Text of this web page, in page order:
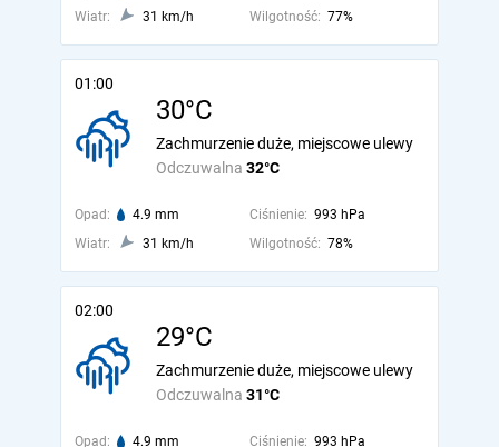
Wiatr:
31 km/h Wilgotność: 77%
01:00
30°C
Odczuwalna 32°C
Zachmurzenie duże, miejscowe ulewy
Opad: 4.9 mm Ciśnienie: 993 hPa
Wiatr:
31 km/h Wilgotność: 78%
02:00
29°C
Odczuwalna 31°C
Zachmurzenie duże, miejscowe ulewy
Opad: 4.9 mm Ciśnienie: 993 hPa